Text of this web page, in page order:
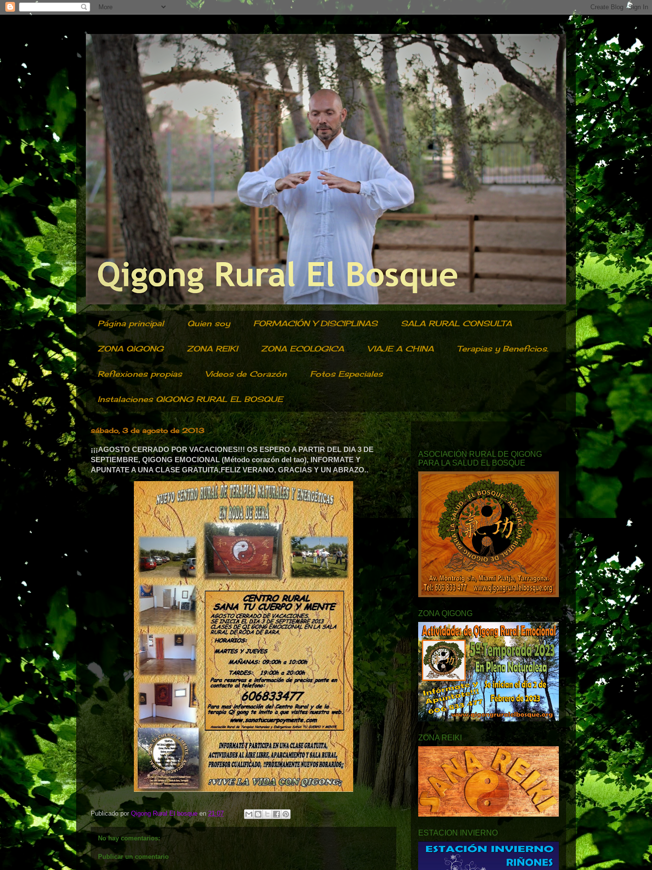
Página principal Quien soy FORMACIÓN Y DISCIPLINAS SALA RURAL CONSULTA
ZONA QIGONG ZONA REIKI ZONA ECOLOGICA VIAJE A CHINA Terapias y Beneficios.
Reflexiones propias Videos de Corazón Fotos Especiales
Instalaciones QIGONG RURAL EL BOSQUE
sábado, 3 de agosto de 2013
¡¡¡AGOSTO CERRADO POR VACACIONES!!! OS ESPERO A PARTIR DEL DIA 3 DE
SEPTIEMBRE, QIGONG EMOCIONAL (Método corazón del tao), INFORMATE Y
APUNTATE A UNA CLASE GRATUITA,FELIZ VERANO, GRACIAS Y UN ABRAZO..
Publicado por Qigong Rural El bosque en21:07
No hay comentarios:
Publicar un comentario
ASOCIACIÓN RURAL DE QIGONG
PARA LA SALUD EL BOSQUE
ZONA QIGONG
ZONA REIKI
ESTACION INVIERNO